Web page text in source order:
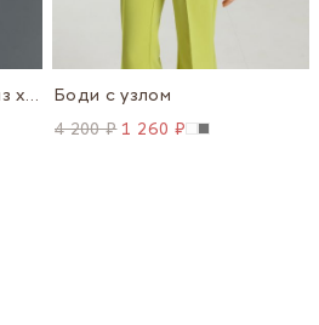
Топ-бюстье в полоску из хлопка
Боди с узлом
4 200 ₽ 1 260 ₽